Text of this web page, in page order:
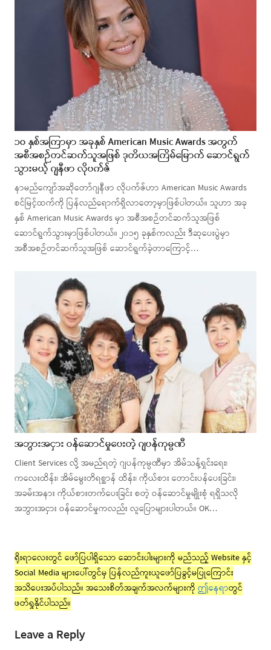
၁၀ နှစ်အကြာမှာ အခုနှစ် American Music Awards အတွက်
အစီအစဉ်တင်ဆက်သူအဖြစ် ဒုတိယအကြိမ်မြောက် ဆောင်ရွက်
သွားမယ့် ဂျနီဖာ လိုပက်ဇ်
နာမည်ကျော်အဆိုတော်ဂျနီဖာ လိုပက်ဇ်ဟာ American Music Awards
စင်မြင့်ထက်ကို ပြန်လည်ရောက်ရှိလာတော့မှာဖြစ်ပါတယ်။ သူဟာ အခု
နှစ် American Music Awards မှာ အစီအစဉ်တင်ဆက်သူအဖြစ်
ဆောင်ရွက်သွားမှာဖြစ်ပါတယ်။ ၂၀၁၅ ခုနှစ်ကလည်း ဒီဆုပေးပွဲမှာ
အစီအစဉ်တင်ဆက်သူအဖြစ် ဆောင်ရွက်ခဲ့တာကြောင့်…
အဘွားအငှား ဝန်ဆောင်မှုပေးတဲ့ ဂျပန်ကုမ္ပဏီ
Client Services လို့ အမည်ရတဲ့ ဂျပန်ကုမ္ပဏီမှာ အိမ်သန့်ရှင်းရေး၊
ကလေးထိန်း၊ အိမ်မွေးတိရစ္ဆာန် ထိန်း၊ ကိုယ်စား တောင်းပန်ပေးခြင်း၊
အခမ်းအနား ကိုယ်စားတက်ပေးခြင်း စတဲ့ ဝန်ဆောင်မှုမျိုးစုံ ရရှိသလို
အဘွားအငှား ဝန်ဆောင်မှုကလည်း လူပြောများပါတယ်။ OK…
ရိုးရာလေးတွင် ဖော်ပြပါရှိသော ဆောင်းပါးများကို မည်သည့် Website နှင့်
Social Media များပေါ်တွင်မှ ပြန်လည်ကူးယူဖော်ပြခွင့်မပြုကြောင်း
အသိပေးအပ်ပါသည်။ အသေးစိတ်အချက်အလက်များကို ဤနေရာတွင်
ဖတ်ရှုနိုင်ပါသည်။
Leave a Reply